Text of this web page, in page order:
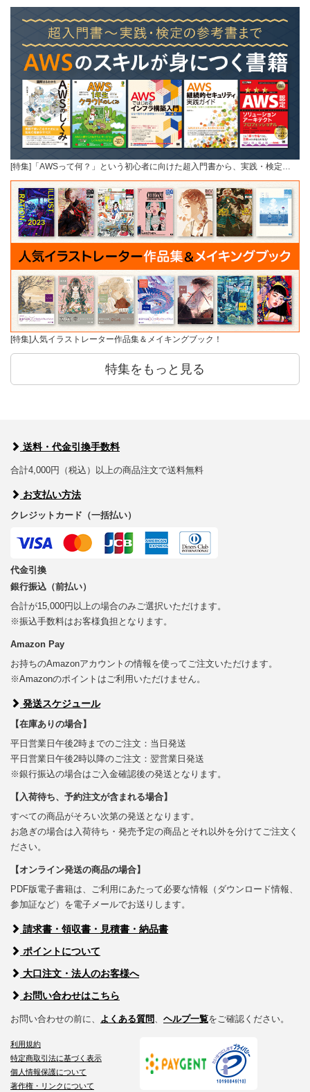
[特集]「AWSって何？」という初心者に向けた超入門書から、実践・検定…
[特集]人気イラストレーター作品集＆メイキングブック！
特集をもっと見る
送料・代金引換手数料
合計4,000円（税込）以上の商品注文で送料無料
お支払い方法
クレジットカード（一括払い）
代金引換
銀行振込（前払い）
合計が15,000円以上の場合のみご選択いただけます。
※振込手数料はお客様負担となります。
Amazon Pay
お持ちのAmazonアカウントの情報を使ってご注文いただけます。
※Amazonのポイントはご利用いただけません。
発送スケジュール
【在庫ありの場合】
平日営業日午後2時までのご注文：当日発送
平日営業日午後2時以降のご注文：翌営業日発送
※銀行振込の場合はご入金確認後の発送となります。
【入荷待ち、予約注文が含まれる場合】
すべての商品がそろい次第の発送となります。
お急ぎの場合は入荷待ち・発売予定の商品とそれ以外を分けてご注文く
ださい。
【オンライン発送の商品の場合】
PDF版電子書籍は、ご利用にあたって必要な情報（ダウンロード情報、
参加証など）を電子メールでお送りします。
請求書・領収書・見積書・納品書
ポイントについて
大口注文・法人のお客様へ
お問い合わせはこちら
お問い合わせの前に、 よくある質問、 ヘルプ一覧をご確認ください。
利用規約
特定商取引法に基づく表示
個人情報保護について
著作権・リンクについて